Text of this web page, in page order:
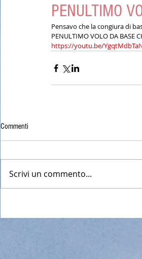
PENULTIMO
Pensavo che la congiura di
PENULTIMO VOLO DA BASE
https://youtu.be/
Commenti
Scrivi un commento...